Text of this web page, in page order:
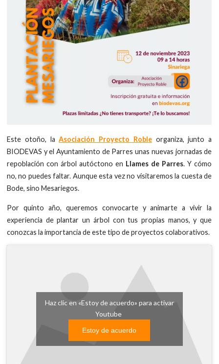
Este otoño, laAsociación Proyecto Roble organiza, junto a
BIODEVAS y el Ayuntamiento de Parres unas nuevas jornadas de
repoblación con árbol autóctono en Llames de Parres. Y cómo
no, no puedes faltar. Aunque esta vez no visitaremos la cuesta de
Bode, sino Mesariegos.
Por quinto año, queremos convocarte y animarte a vivir la
experiencia de plantar un árbol con tus propias manos, y que
conozcas la importancia de este tipo de proyectos colaborativos.
Haz clic en «Estoy de acuerdo» para activar
Youtube
Estoy de acuerdo